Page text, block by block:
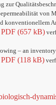
zur
von
konventionellem
PDF (657 kB)
– an inventory
PDF (118 kB)